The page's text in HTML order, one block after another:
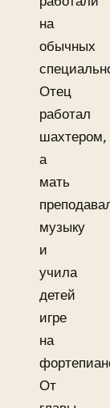
на
обычных
Отец
работал
шахтером,
а
мать
музыку
и
учила
детей
игре
на
От